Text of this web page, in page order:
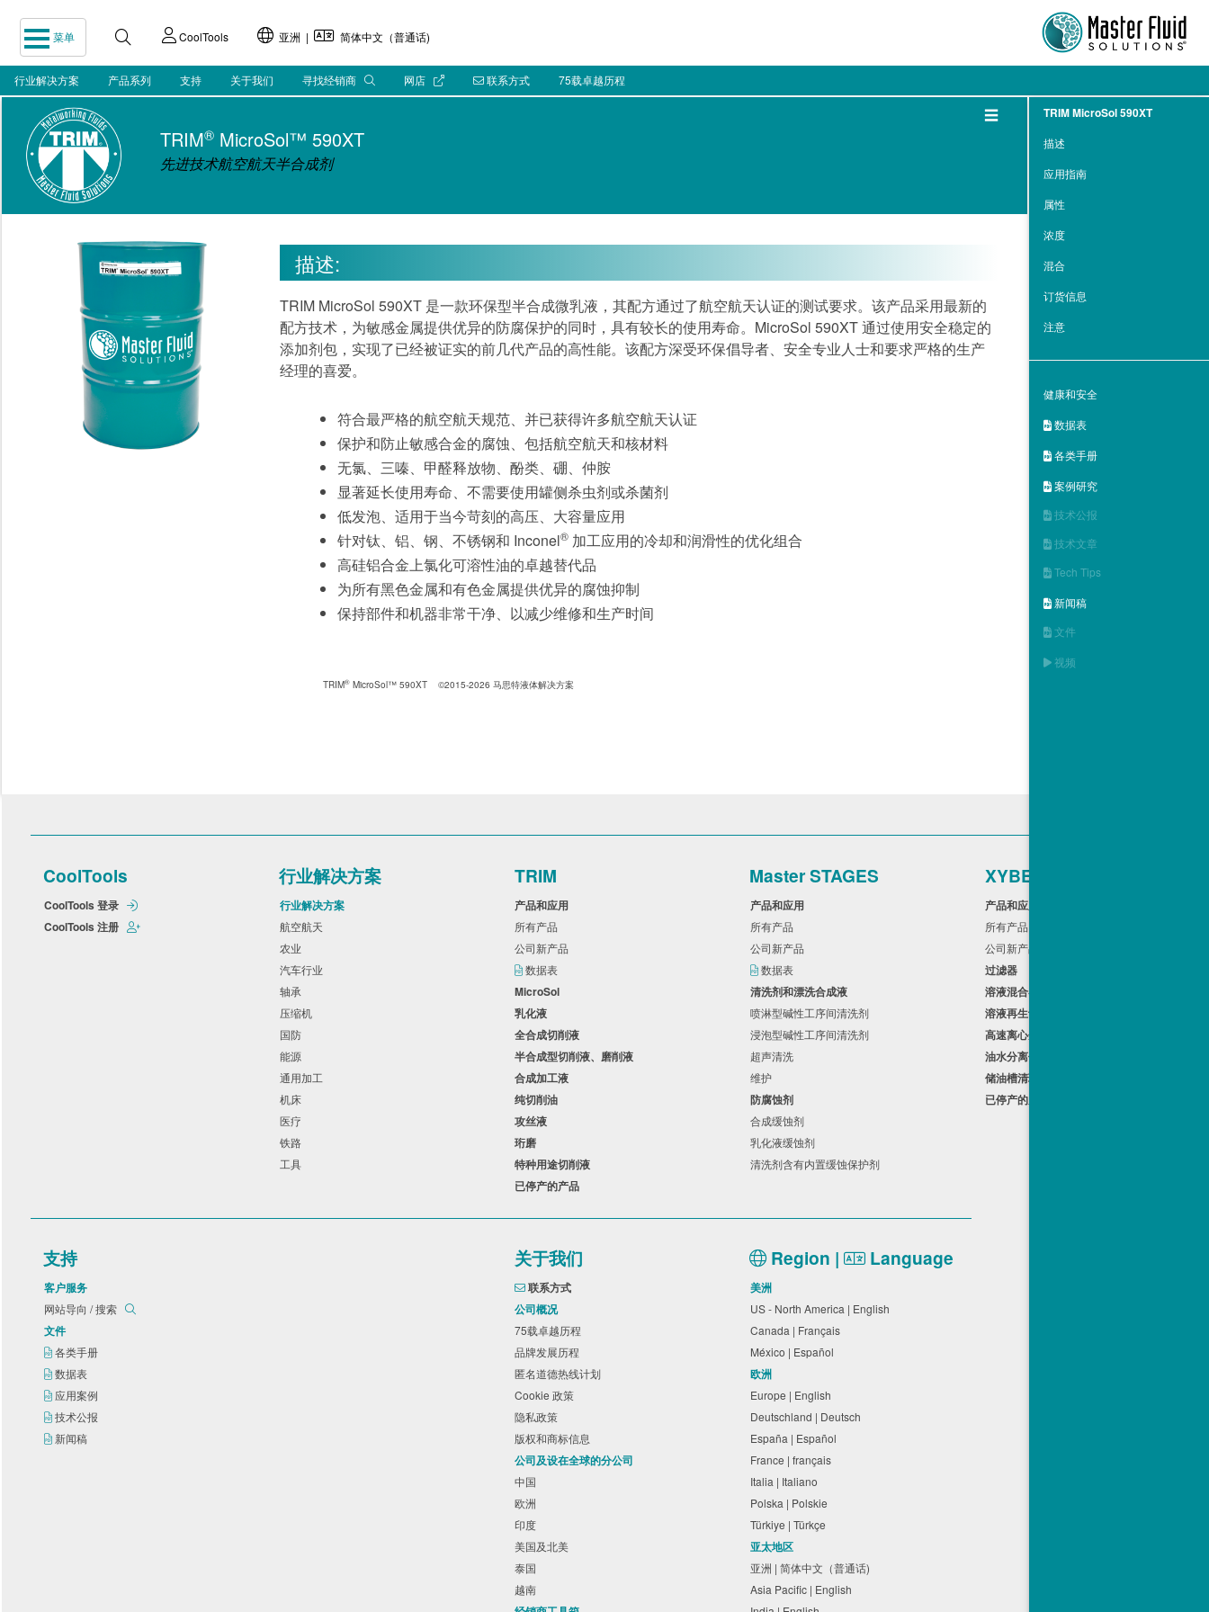
菜单 CoolTools 亚洲 | 简体中文（普通话)
行业解决方案 产品系列 支持 关于我们 寻找经销商 网店 联系方式 75载卓越历程
TRIM MicroSol 590XT
描述
应用指南
属性
浓度
混合
订货信息
注意
健康和安全
 数据表
 各类手册
 案例研究
 技术公报
 技术文章
 Tech Tips
 新闻稿
 文件
 视频
TRIM® MicroSol™ 590XT
先进技术航空航天半合成剂
☰
描述:
TRIM MicroSol 590XT 是一款环保型半合成微乳液，其配方通过了航空航天认证的测试要求。该产品采用最新的
配方技术，为敏感金属提供优异的防腐保护的同时，具有较长的使用寿命。MicroSol 590XT 通过使用安全稳定的
添加剂包，实现了已经被证实的前几代产品的高性能。该配方深受环保倡导者、安全专业人士和要求严格的生产
经理的喜爱。
符合最严格的航空航天规范、并已获得许多航空航天认证
保护和防止敏感合金的腐蚀、包括航空航天和核材料
无氯、三嗪、甲醛释放物、酚类、硼、仲胺
显著延长使用寿命、不需要使用罐侧杀虫剂或杀菌剂
低发泡、适用于当今苛刻的高压、大容量应用
针对钛、铝、钢、不锈钢和 Inconel®加工应用的冷却和润滑性的优化组合
高硅铝合金上氯化可溶性油的卓越替代品
为所有黑色金属和有色金属提供优异的腐蚀抑制
保持部件和机器非常干净、以减少维修和生产时间
TRIM®MicroSol™ 590XT ©2015-2026 马思特液体解决方案
CoolTools
CoolTools 登录
CoolTools 注册
行业解决方案
行业解决方案
航空航天
农业
汽车行业
轴承
压缩机
国防
能源
通用加工
机床
医疗
铁路
工具
TRIM
产品和应用
所有产品
公司新产品
数据表
MicroSol
乳化液
全合成切削液
半合成型切削液、磨削液
合成加工液
纯切削油
攻丝液
珩磨
特种用途切削液
已停产的产品
Master STAGES
产品和应用
所有产品
公司新产品
数据表
清洗剂和漂洗合成液
喷淋型碱性工序间清洗剂
浸泡型碱性工序间清洗剂
超声清洗
维护
防腐蚀剂
合成缓蚀剂
乳化液缓蚀剂
清洗剂含有内置缓蚀保护剂
XYBEX
产品和应用
所有产品
公司新产品
过滤器
溶液混合器
溶液再生设备s
高速离心分离器
油水分离仪
储油槽清理装置
已停产的产品
支持
客户服务
网站导向 / 搜索
文件
各类手册
数据表
应用案例
技术公报
新闻稿
关于我们
联系方式
公司概况
75载卓越历程
品牌发展历程
匿名道德热线计划
Cookie 政策
隐私政策
版权和商标信息
公司及设在全球的分公司
中国
欧洲
印度
美国及北美
泰国
越南
Region | Language
美洲
US - North America | English
Canada | Français
México | Español
欧洲
Europe | English
Deutschland | Deutsch
España | Español
France | français
Italia | Italiano
Polska | Polskie
Türkiye | Türkçe
亚太地区
亚洲 | 简体中文（普通话)
Asia Pacific | English